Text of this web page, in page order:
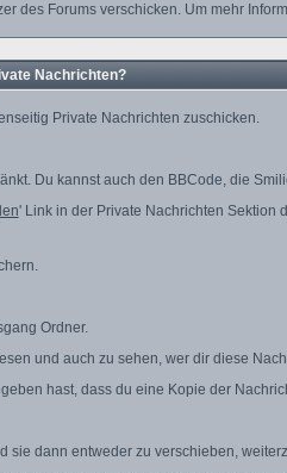
des Forums verschicken. Um mehr
Nachrichten?
Private Nachrichten zuschicken.
Du kannst auch den BBCode, die
' Link in der Private Nachrichten Sektion
Ordner.
und auch zu sehen, wer dir diese
hast, dass du eine Kopie der
sie dann entweder zu verschieben,